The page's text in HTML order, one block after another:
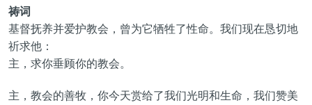
祷词
基督抚养并爱护教会，曾为它牺牲了性命。我们现在恳切地
祈求他：
主，求你垂顾你的教会。
主，教会的善牧，你今天赏给了我们光明和生命，我们赞美